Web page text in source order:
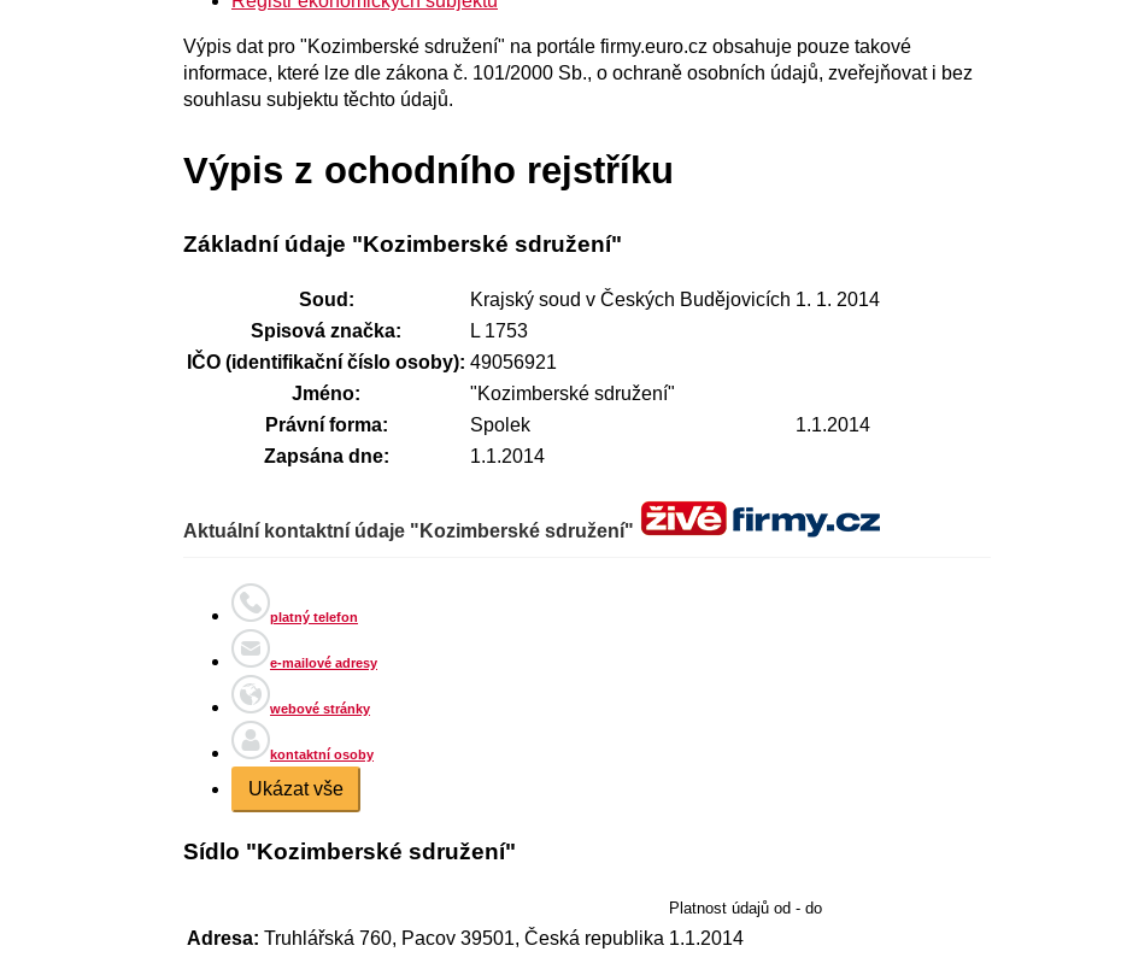
Výpis dat pro "Kozimberské sdružení" na portále firmy.euro.cz obsahuje pouze takové
informace, které lze dle zákona č. 101/2000 Sb., o ochraně osobních údajů, zveřejňovat i bez
souhlasu subjektu těchto údajů.
Výpis z ochodního rejstříku
Základní údaje "Kozimberské sdružení"
Soud: Krajský soud v Českých Budějovicích 1. 1. 2014
Spisová značka:
L 1753
IČO (identifikační číslo osoby): 49056921
Jméno:
"Kozimberské sdružení"
Právní forma:
Spolek
1.1.2014
Zapsána dne:
1.1.2014
Aktuální kontaktní údaje "Kozimberské sdružení"
platný telefon
e-mailové adresy
webové stránky
kontaktní osoby
Ukázat vše
Sídlo "Kozimberské sdružení"
Platnost údajů od - do
Adresa: Truhlářská 760, Pacov 39501, Česká republika 1.1.2014